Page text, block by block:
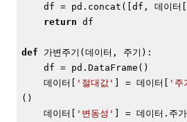
    df = pd.concat([df, 데이터[
return df
def 가변주기 (데이터, 주기) :
    데이터[
'절대값' ] = 데이터[ '주
()
    데이터[
'변동성'
] = 데이터.